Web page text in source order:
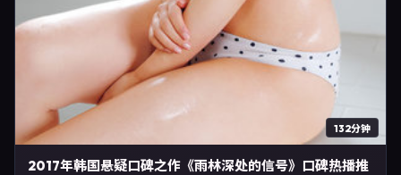
132分钟
2017年韩国悬疑口碑之作《雨林深处的信号》口碑热播推